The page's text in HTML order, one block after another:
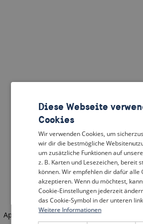
Application error: a client-side exception
Diese Webseite
Cookies
Wir verwenden Cookies, um
wir dir die bestmögliche
um zusätzliche Funktionen auf
z. B. Karten und Lesezeichen, bereit
können. Wir empfehlen dir dafür alle
akzeptieren. Wenn du möchtest,
Cookie-Einstellungen jederzeit
das Cookie-Symbol in der unteren
Weitere Informationen